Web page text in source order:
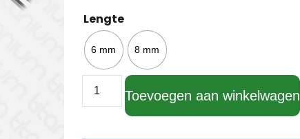
Lengte
6 mm 8 mm
Toevoegen aan winkelwagen